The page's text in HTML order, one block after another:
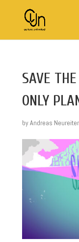
SAVE
ONLY
byAndreas Neureiter